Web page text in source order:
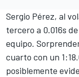
Sergio Pérez, al
tercero a 0.016s
equipo.
cuarto con un
posiblemente